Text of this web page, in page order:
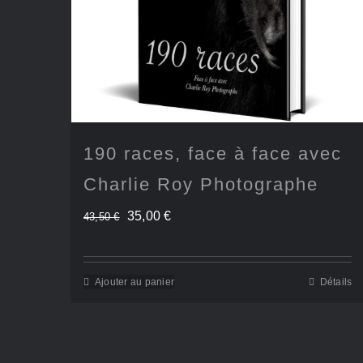
190 races, face à face avec
Charlie Roy Photographe
43,50€ Le
initial
35,00€Le
actuel
Ajouter au panier Détails